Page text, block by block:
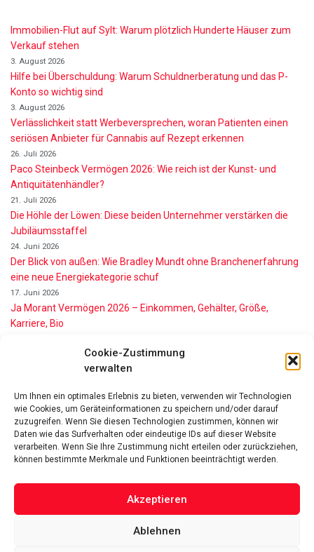
Cookie-Zustimmung
verwalten
Um Ihnen ein optimales Erlebnis zu bieten, verwenden wir Technologien
wie Cookies, um Geräteinformationen zu speichern und/oder darauf
zuzugreifen. Wenn Sie diesen Technologien zustimmen, können wir
Daten wie das Surfverhalten oder eindeutige IDs auf dieser Website
verarbeiten. Wenn Sie Ihre Zustimmung nicht erteilen oder zurückziehen,
können bestimmte Merkmale und Funktionen beeinträchtigt werden.
Akzeptieren
Ablehnen
Immobilien-Flut auf Sylt: Warum plötzlich Hunderte Häuser zum
Verkauf stehen
3. August 2026
Hilfe bei Überschuldung: Warum Schuldnerberatung und das P-
Konto so wichtig sind
3. August 2026
Verlässlichkeit statt Werbeversprechen, woran Patienten einen
seriösen Anbieter für Cannabis auf Rezept erkennen
26. Juli 2026
Paco Steinbeck Vermögen 2026: Wie reich ist der Kunst- und
Antiquitätenhändler?
21. Juli 2026
Die Höhle der Löwen: Diese beiden Unternehmer verstärken die
Jubiläumsstaffel
24. Juni 2026
Der Blick von außen: Wie Bradley Mundt ohne Branchenerfahrung
eine neue Energiekategorie schuf
17. Juni 2026
Ja Morant Vermögen 2026 – Einkommen, Gehälter, Größe,
Karriere, Bio
Alice Walton Vermögen 2026: So reich ist die Walmart-Erbin
wirklich
11. Juni 2026
Nino de Angelo Vermögen 2026 Wie Reich Ist Er?
9. Juni 2026
Das Vermögen von Promis von A bis Z